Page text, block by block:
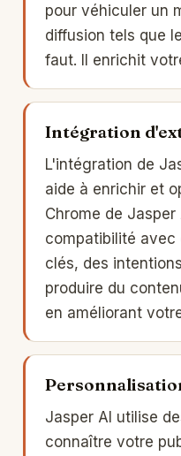
pour véhiculer un
diffusion tels que
faut. Il enrichit
Intégration
L'intégration de
aide à enrichir et
Chrome de
compatibilité avec
clés, des
produire du
en améliorant
Jasper AI utilise
connaître votre